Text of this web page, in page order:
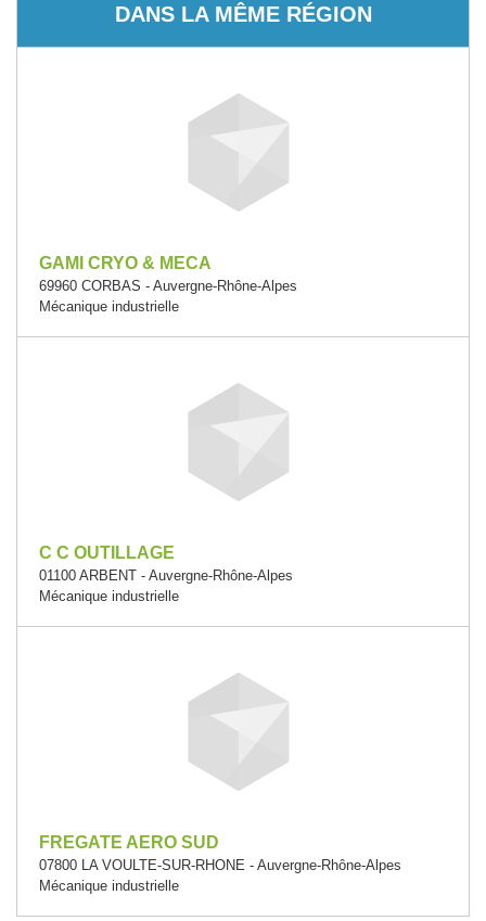
DANS LA MÊME RÉGION
GAMI CRYO & MECA
69960 CORBAS - Auvergne-Rhône-Alpes
Mécanique industrielle
C C OUTILLAGE
01100 ARBENT - Auvergne-Rhône-Alpes
Mécanique industrielle
FREGATE AERO SUD
07800 LA VOULTE-SUR-RHONE - Auvergne-Rhône-Alpes
Mécanique industrielle